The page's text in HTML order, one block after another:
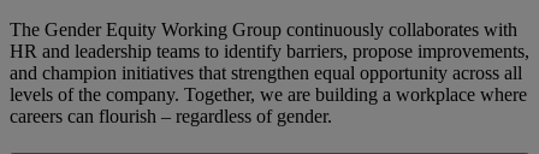
The Gender Equity Working Group continuously collaborates with
HR and leadership teams to identify barriers, propose improvements,
and champion initiatives that strengthen equal opportunity across all
levels of the company. Together, we are building a workplace where
careers can flourish – regardless of gender.